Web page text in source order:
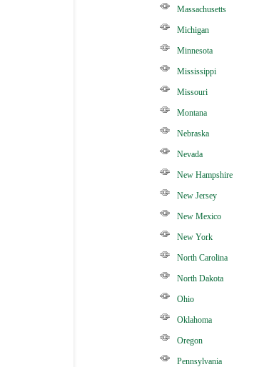
Massachusetts
Michigan
Minnesota
Mississippi
Missouri
Montana
Nebraska
Nevada
New Hampshire
New Jersey
New Mexico
New York
North Carolina
North Dakota
Ohio
Oklahoma
Oregon
Pennsylvania